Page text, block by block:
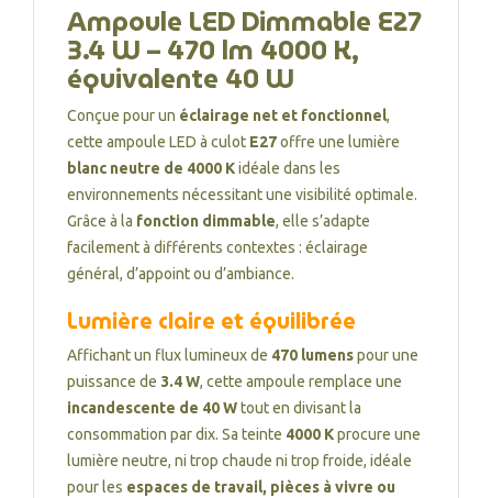
Ampoule LED Dimmable E27
3.4 W – 470 lm 4000 K,
équivalente 40 W
Conçue pour un éclairage net et fonctionnel,
cette ampoule LED à culot E27offre une lumière
blanc neutre de 4000 Kidéale dans les
environnements nécessitant une visibilité optimale.
Grâce à la fonction dimmable, elle s’adapte
facilement à différents contextes : éclairage
général, d’appoint ou d’ambiance.
Lumière claire et équilibrée
Affichant un flux lumineux de 470 lumenspour une
puissance de 3.4 W, cette ampoule remplace une
incandescente de 40 Wtout en divisant la
consommation par dix. Sa teinte 4000 Kprocure une
lumière neutre, ni trop chaude ni trop froide, idéale
pour les espaces de travail, pièces à vivre ou